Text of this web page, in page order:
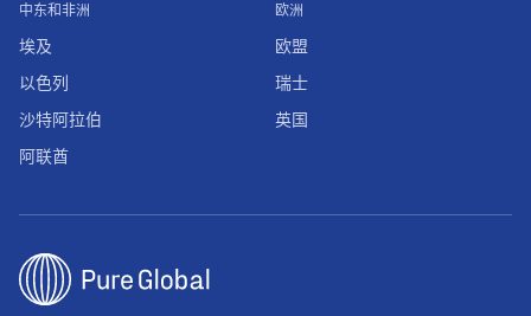
欧洲
欧盟
瑞士
英国
中东和非洲
埃及
以色列
沙特阿拉伯
阿联酋